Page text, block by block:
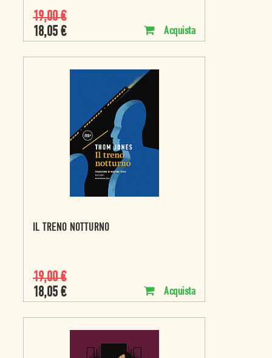
19,00€
18,05 € Acquista
IL TRENO NOTTURNO
19,00€
18,05 € Acquista